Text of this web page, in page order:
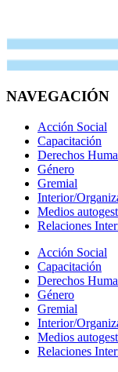
NAVEGACIÓN
Acción Social
Capacitación
Derechos
Género
Gremial
Interior/
Medios
Relaciones
Acción Social
Capacitación
Derechos
Género
Gremial
Interior/
Medios
Relaciones